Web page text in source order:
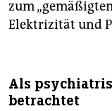
zum
Elektrizität und
Als
betrachtet